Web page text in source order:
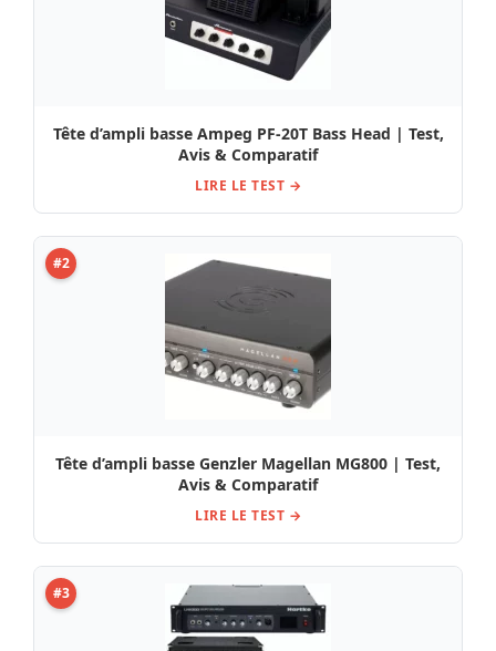
Tête d’ampli basse Ampeg PF-20T Bass Head | Test,
Avis & Comparatif
LIRE LE TEST →
#2
Tête d’ampli basse Genzler Magellan MG800 | Test,
Avis & Comparatif
LIRE LE TEST →
#3